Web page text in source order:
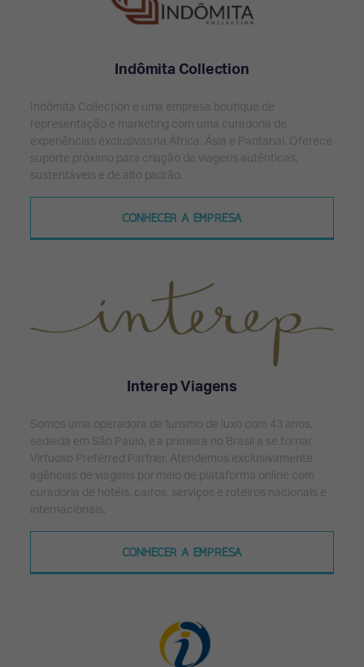
Indômita Collection
Indômita Collection é uma empresa boutique de
representação e marketing com uma curadoria de
experiências exclusivas na África, Ásia e Pantanal. Oferece
suporte próximo para criação de viagens autênticas,
sustentáveis e de alto padrão.
CONHECER A EMPRESA
Interep Viagens
Somos uma operadora de turismo de luxo com 43 anos,
sediada em São Paulo, e a primeira no Brasil a se tornar
Virtuoso Preferred Partner. Atendemos exclusivamente
agências de viagens por meio de plataforma online com
curadoria de hotéis, carros, serviços e roteiros nacionais e
internacionais.
CONHECER A EMPRESA